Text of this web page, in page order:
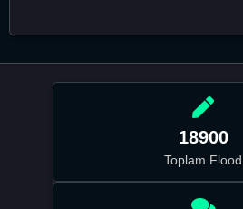
18900
Toplam Flood